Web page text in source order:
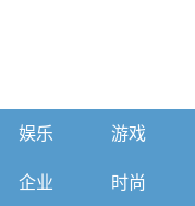
娱乐 游戏
企业 时尚